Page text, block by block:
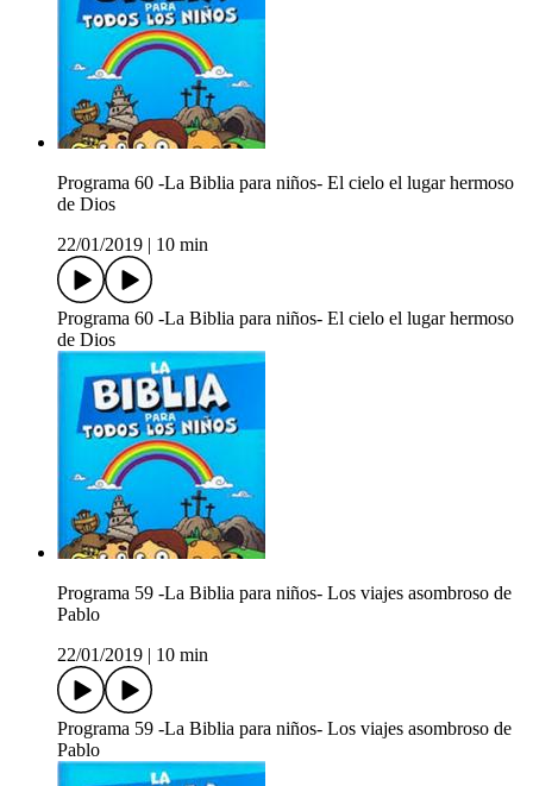
Programa 60 -La Biblia para niños- El cielo el lugar hermoso
de Dios
22/01/2019
10 min
Programa 60 -La Biblia para niños- El cielo el lugar hermoso
de Dios
Programa 59 -La Biblia para niños- Los viajes asombroso de
Pablo
22/01/2019
10 min
Programa 59 -La Biblia para niños- Los viajes asombroso de
Pablo